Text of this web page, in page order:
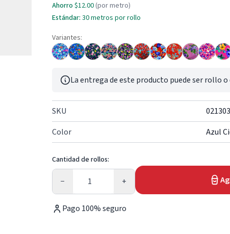
Ahorro $12.00 (por metro)
Estándar: 30 metros por rollo
Variantes:
La entrega de este producto puede ser rollo o
SKU
Color
Azul
Cantidad de rollos:
−
Cantidad
+
Pago 100% seguro